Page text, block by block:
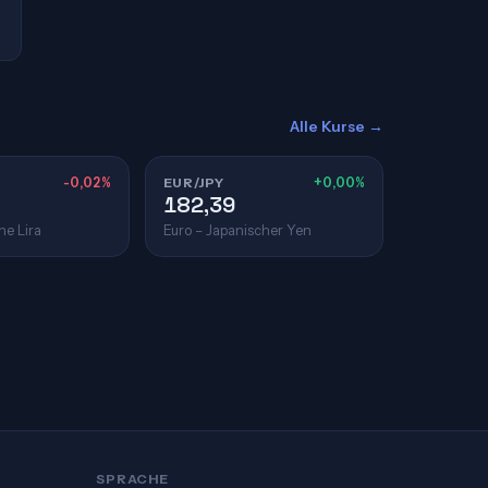
Alle Kurse →
-0,02%
Lira
EUR/JPY +0,00%
182,39
Euro – Japanischer Yen
SPRACHE